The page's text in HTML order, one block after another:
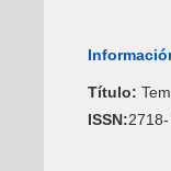
Título:
ISSN: